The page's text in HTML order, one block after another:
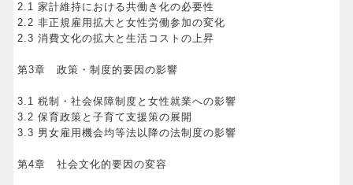
2.1 家計維持における共働き化の必要性
2.2 非正規雇用拡大と女性労働参加の変化
2.3 消費文化の拡大と生活コストの上昇
第3章 政策・制度的要因の影響
3.1 税制・社会保障制度と女性就業への影響
3.2 保育政策と子育て支援策の展開
3.3 男女雇用機会均等法以降の法制度の影響
第4章 社会文化的要因の変容